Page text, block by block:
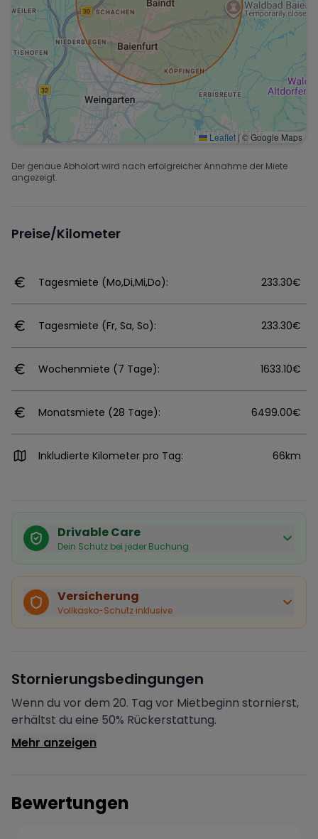
Leaflet | © Google Maps
Der genaue Abholort wird nach erfolgreicher Annahme der Miete
angezeigt.
Preise/Kilometer
Tagesmiete (Mo,Di,Mi,Do): 233.30€
Tagesmiete (Fr, Sa, So): 233.30€
Wochenmiete (7 Tage): 1633.10€
Monatsmiete (28 Tage): 6499.00€
Inkludierte Kilometer pro Tag: 66km
Drivable Care
Dein Schutz bei jeder Buchung
Käuferschutz inklusive
Bei Stornierung durch den Vermieter erhältst du eine
vollständige Rückerstattung.
Sichere Zahlung
Deine Zahlung wird verschlüsselt verarbeitet. Deine
Daten sind geschützt.
Verifizierter Vermieter
verifiziert.
Versicherung
Vollkasko-Schutz inklusive
Stornierungsbedingungen
Wenn du vor dem 20. Tag vor Mietbeginn stornierst,
erhältst du eine 50% Rückerstattung.
Mehr anzeigen
Bewertungen